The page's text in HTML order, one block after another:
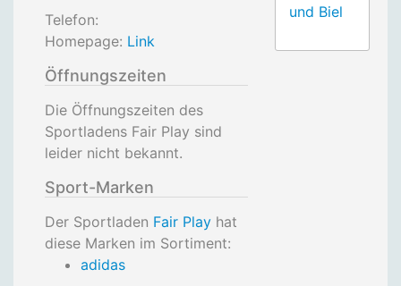
Telefon:
Homepage: Link
Öffnungszeiten
Die Öffnungszeiten des
Sportladens Fair Play sind
leider nicht bekannt.
Sport-Marken
Der Sportladen Fair Play hat
diese Marken im Sortiment:
adidas
und Biel